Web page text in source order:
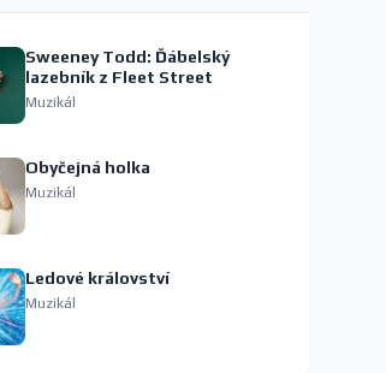
Sweeney Todd: Ďábelský
lazebník z Fleet Street
Muzikál
Obyčejná holka
Muzikál
Ledové království
Muzikál